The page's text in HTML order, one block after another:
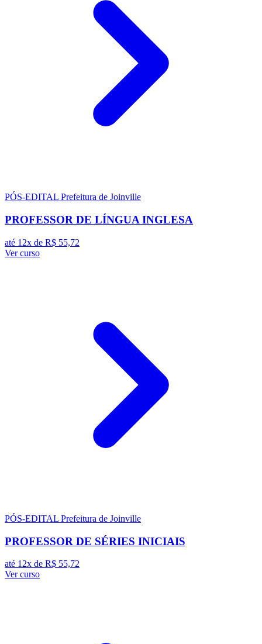
PÓS-EDITAL Prefeitura de Joinville
PROFESSOR DE LÍNGUA INGLESA
até 12x de R$ 55,72
Ver curso
PÓS-EDITAL Prefeitura de Joinville
PROFESSOR DE SÉRIES INICIAIS
até 12x de R$ 55,72
Ver curso